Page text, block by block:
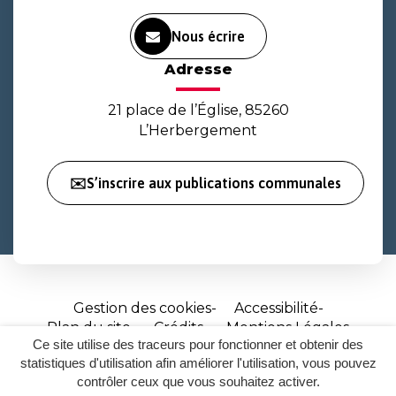
Ce site utilise des traceurs pour fonctionner et obtenir des
statistiques d'utilisation afin améliorer l'utilisation, vous pouvez
contrôler ceux que vous souhaitez activer.
Nous écrire
Adresse
21 place de l’Église, 85260
L’Herbergement
✉️S’inscrire aux publications communales
Gestion des cookies
Accessibilité
Plan du site
Crédits
Mentions Légales
Site
réalisé